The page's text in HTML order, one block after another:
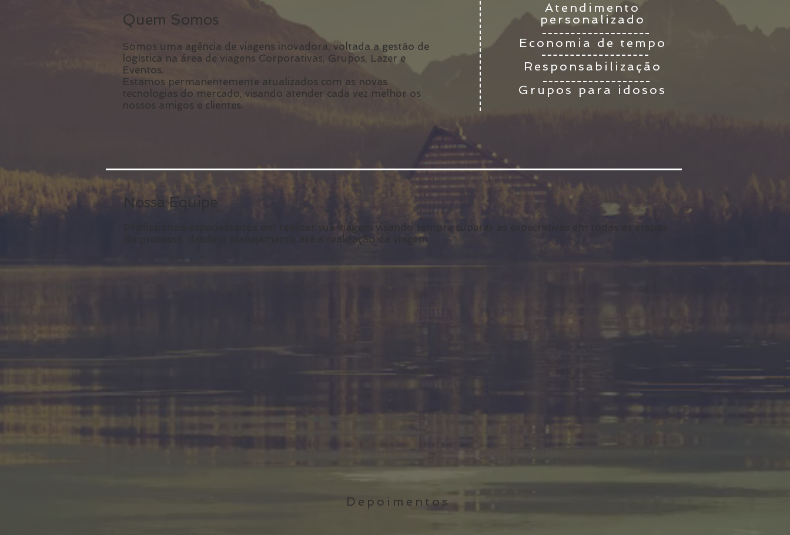
Quem Somos
Somos uma agência de viagens inovadora, voltada a gestão de
logística na área de viagens Corporativas, Grupos, Lazer e
Eventos.
Estamos permanentemente atualizados com as novas
tecnologias do mercado, visando atender cada vez melhor os
nossos amigos e clientes.
Atendimento
personalizado
Economia de tempo
Responsabilização
Grupos para idosos
Nossa Equipe
Profissionais especializados em realizar sua viagem visando sempre superar as expectativas em todas as etapas
do processo, desde o planejamento até a realização da viagem.
Depoimentos